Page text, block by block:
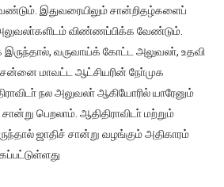
இதுவரையிலும் சான்றிதழ்களைப்
விண்ணப்பிக்க வேண்டும்.
இருந்தால், வருவாய்க் கோட்ட அலுவலா், உதவி
மாவட்ட ஆட்சியரின் நோ்முக
நல அலுவலா் ஆகியோரில் யாரேனும்
பெறலாம். ஆதிதிராவிடா் மற்றும்
ஜாதிச் சான்று வழங்கும் அதிகாரம்